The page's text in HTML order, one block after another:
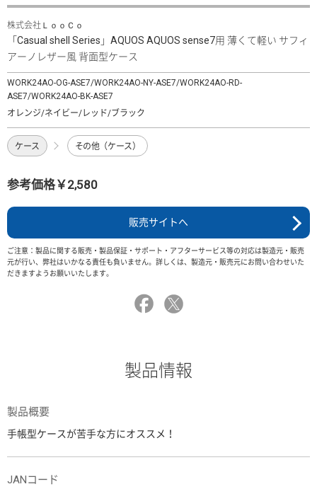
株式会社ＬｏｏＣｏ
「Casual shell Series」AQUOS AQUOS sense7用 薄くて軽い サフィ
アーノレザー風 背面型ケース
WORK24AO-OG-ASE7/WORK24AO-NY-ASE7/WORK24AO-RD-
ASE7/WORK24AO-BK-ASE7
オレンジ/ネイビー/レッド/ブラック
ケース その他（ケース）
参考価格￥2,580
販売サイトへ
ご注意：製品に関する販売・製品保証・サポート・アフターサービス等の対応は製造元・販売
元が行い、弊社はいかなる責任も負いません。詳しくは、製造元・販売元にお問い合わせいた
だきますようお願いいたします。
製品情報
製品概要
手帳型ケースが苦手な方にオススメ！
JANコード